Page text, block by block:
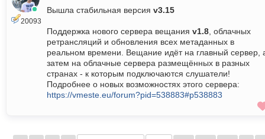
20093
Вышла стабильная версия v3.15
Поддержка нового сервера вещания v1.8 , облачных
ретрансляций и обновления всех метаданных в
реальном времени. Вещание идёт на главный сервер,
затем на облачные сервера размещённых в разных
странах - к которым подключаются слушатели!
Подробнее о новых возможностях этого сервера:
https://vmeste.eu/forum?pid=538883#p538883